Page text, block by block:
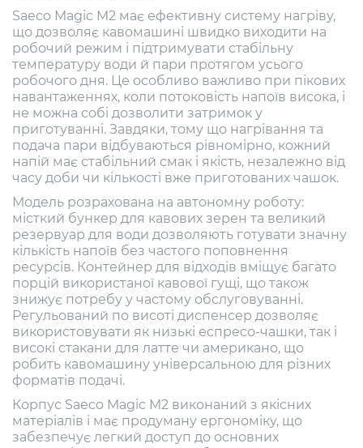
Saeco Magic M2 має ефективну систему нагріву,
що дозволяє кавомашині швидко виходити на
робочий режим і підтримувати стабільну
температуру води й пари протягом усього
робочого дня. Це особливо важливо при пікових
навантаженнях, коли потоковість напоїв висока, і
не можна собі дозволити затримок у
приготуванні. Завдяки, тому що нагрівання та
подача пари відбуваються рівномірно, кожний
напій має стабільний смак і якість, незалежно від
часу доби чи кількості вже приготованих чашок.
Модель розрахована на автономну роботу:
місткий бункер для кавових зерен та великий
резервуар для води дозволяють готувати значну
кількість напоїв без частого поповнення
ресурсів. Контейнер для відходів вміщує багато
порцій використаної кавової гущі, що також
знижує потребу у частому обслуговуванні.
Регульований по висоті диспенсер дозволяє
використовувати як низькі еспресо-чашки, так і
високі стакани для латте чи американо, що
робить кавомашину універсальною для різних
форматів подачі.
Корпус Saeco Magic M2 виконаний з якісних
матеріалів і має продуману ергономіку, що
забезпечує легкий доступ до основних